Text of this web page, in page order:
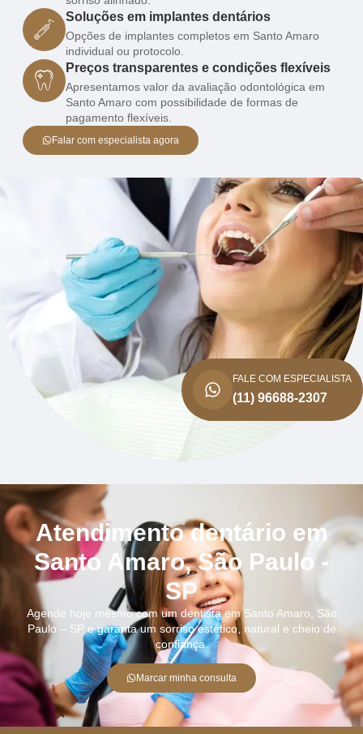
Soluções em implantes dentários
Opções de implantes completos em Santo Amaro
individual ou protocolo.
Preços transparentes e condições flexíveis
Apresentamos valor da avaliação odontológica em
Santo Amaro com possibilidade de formas de
pagamento flexíveis.
Falar com especialista agora
FALE COM ESPECIALISTA
(11) 96688-2307
Atendimento dentário em
Santo Amaro, São Paulo -
SP
Agende hoje mesmo com um dentista em Santo Amaro, São
Paulo – SP e garanta um sorriso estético, natural e cheio de
confiança.
Marcar minha consulta